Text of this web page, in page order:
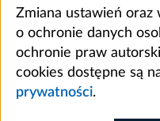
Zmiana ustawień oraz
o ochronie danych
ochronie praw
cookies dostępne są
prywatności.